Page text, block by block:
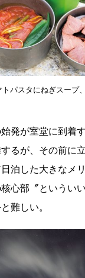
パスタにねぎスープ
発が室堂に到着
るが、その前に
泊した大きなメ
心部〞というい
難しい。